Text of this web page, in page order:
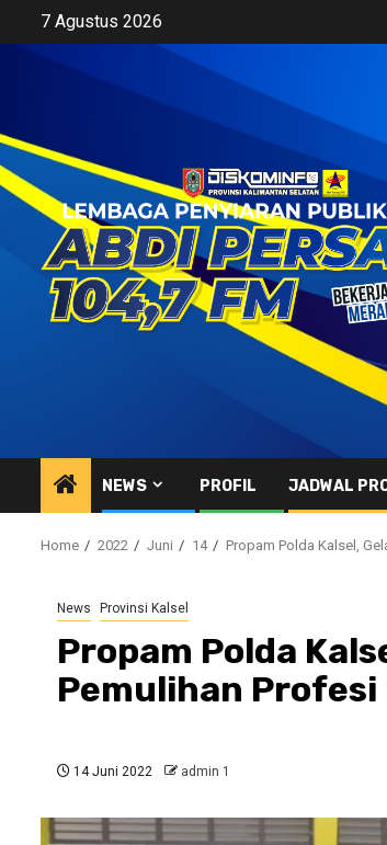
content
7 Agustus 2026
NEWS PROFIL JADWAL
Home 2022 Juni 14 Propam Polda Kalsel,
News Provinsi Kalsel
Propam Polda
Pemulihan Profesi
14 Juni 2022 admin 1